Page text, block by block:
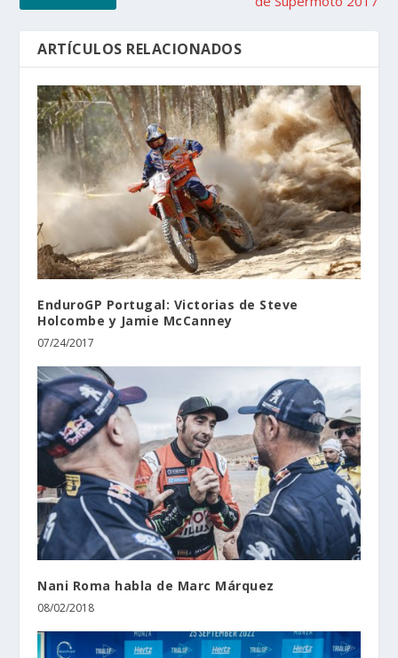
ARTÍCULOS RELACIONADOS
EnduroGP Portugal: Victorias de Steve
Holcombe y Jamie McCanney
07/24/2017
Nani Roma habla de Marc Márquez
08/02/2018